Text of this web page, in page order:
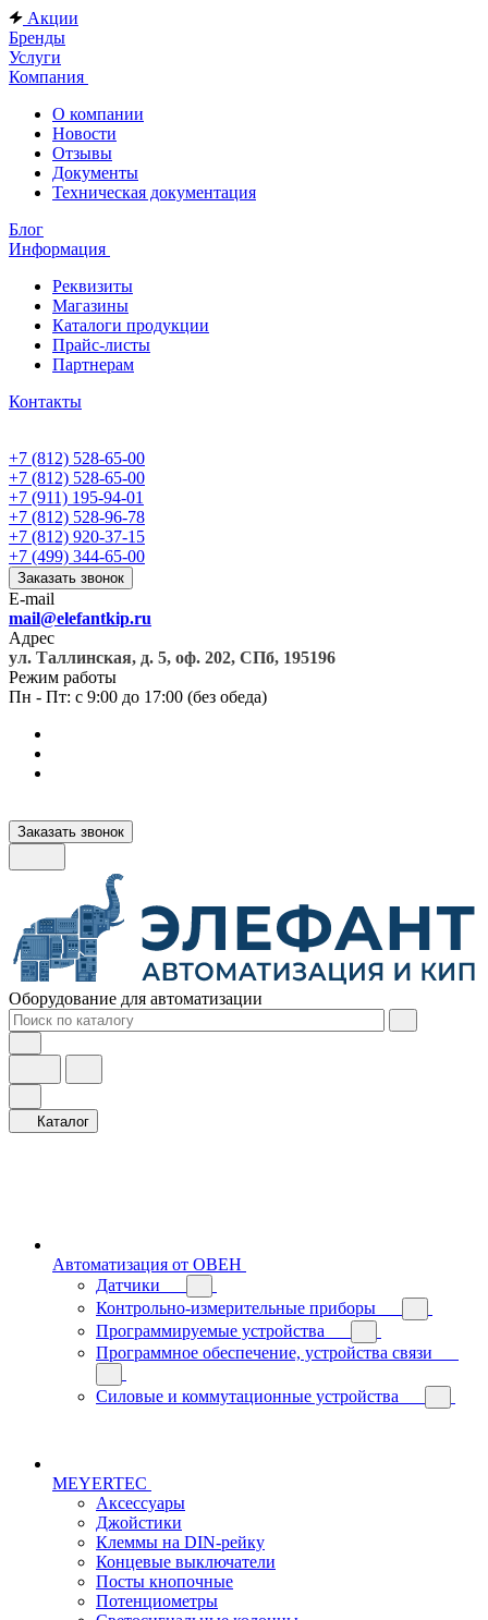
Акции
Бренды
Услуги
Компания
О компании
Новости
Отзывы
Документы
Техническая документация
Блог
Информация
Реквизиты
Магазины
Каталоги продукции
Прайс-листы
Партнерам
Контакты
+7 (812) 528-65-00
+7 (812) 528-65-00
+7 (911) 195-94-01
+7 (812) 528-96-78
+7 (812) 920-37-15
+7 (499) 344-65-00
Заказать звонок
E-mail
mail@elefantkip.ru
Адрес
ул. Таллинская, д. 5, оф. 202, СПб, 195196
Режим работы
Пн - Пт: с 9:00 до 17:00 (без обеда)
Заказать звонок
Оборудование для автоматизации
Каталог
Автоматизация от ОВЕН
Датчики
Контрольно-измерительные приборы
Программируемые устройства
Программное обеспечение, устройства связи
Силовые и коммутационные устройства
MEYERTEC
Аксессуары
Джойстики
Клеммы на DIN-рейку
Концевые выключатели
Посты кнопочные
Потенциометры